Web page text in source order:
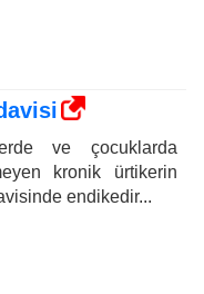
ve çocuklarda
kronik ürtikerin
endikedir...